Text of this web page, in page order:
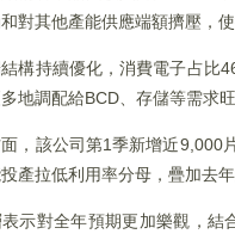
對其他產能供應端額擠壓，
構持續優化，消費電子占比
地調配給BCD、存儲等需求旺
，該公司第1季新增近9,000
產拉低利用率分母，疊加去
示對全年預期更加樂觀，結